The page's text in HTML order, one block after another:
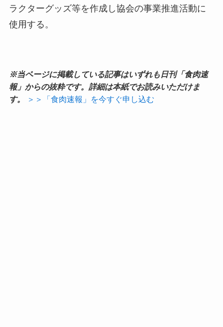
ラクターグッズ等を作成し協会の事業推進活動に
使用する。
※当ページに掲載している記事はいずれも日刊「食肉速
報」からの抜粋です。詳細は本紙でお読みいただけま
す。
＞＞「食肉速報」を今すぐ申し込む